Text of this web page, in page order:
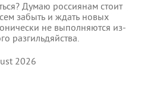
Думаю россиянам стоит
забыть и ждать новых
не выполняются из-
разгильдяйства.
2026